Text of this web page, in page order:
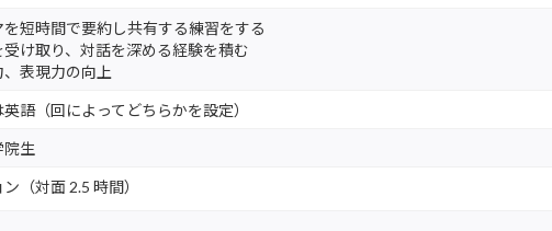
短時間で要約し共有する練習をする
け取り、対話を深める経験を積む
表現力の向上
語（回によってどちらかを設定）
院生
（対面 2.5 時間）